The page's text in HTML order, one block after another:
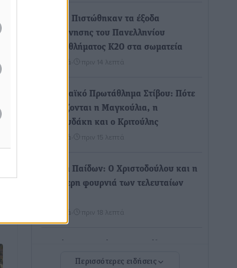
ΣΕΓΑΣ: Πιστώθηκαν τα έξοδα
μετακίνησης του Πανελληνίου
Πρωταθλήματος Κ20 στα σωματεία
Αθλητικά πριν 14 λεπτά
Ευρωπαϊκό Πρωτάθλημα Στίβου: Πότε
αγωνίζονται η Μαγκούλια, η
Σπανουδάκη και ο Κριτούλης
Αθλητικά πριν 15 λεπτά
Εθνική Παίδων: Ο Χριστοδούλου και η
καλύτερη φουρνιά των τελευταίων
Αθλητικά πριν 18 λεπτά
ΧατζηγεωργίουΠερισσότερες ειδήσεις